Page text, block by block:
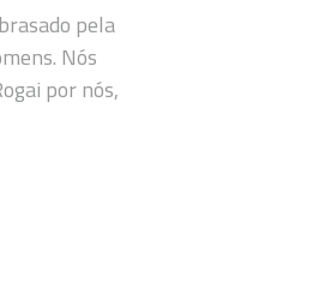
pela
Nós
por nós,